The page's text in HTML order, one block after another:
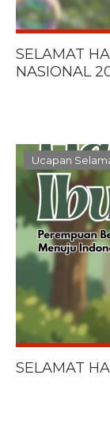
SELAMAT
NASIONAL
Ucapan
SELAMAT